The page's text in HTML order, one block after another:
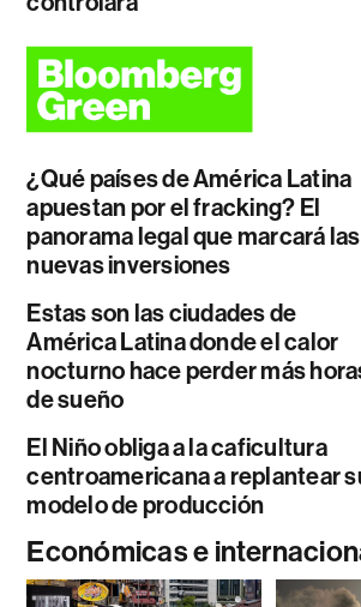
¿Qué países de América Latina
apuestan por el fracking? El
panorama legal que marcará las
nuevas inversiones
Estas son las ciudades de
América Latina donde el calor
nocturno hace perder más
de sueño
El Niño obliga a la caficultura
centroamericana a replantear
modelo de producción
Económicas e